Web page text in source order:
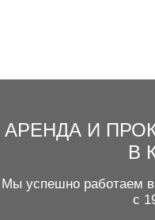
АРЕНДА И
В
Мы успешно работаем
с